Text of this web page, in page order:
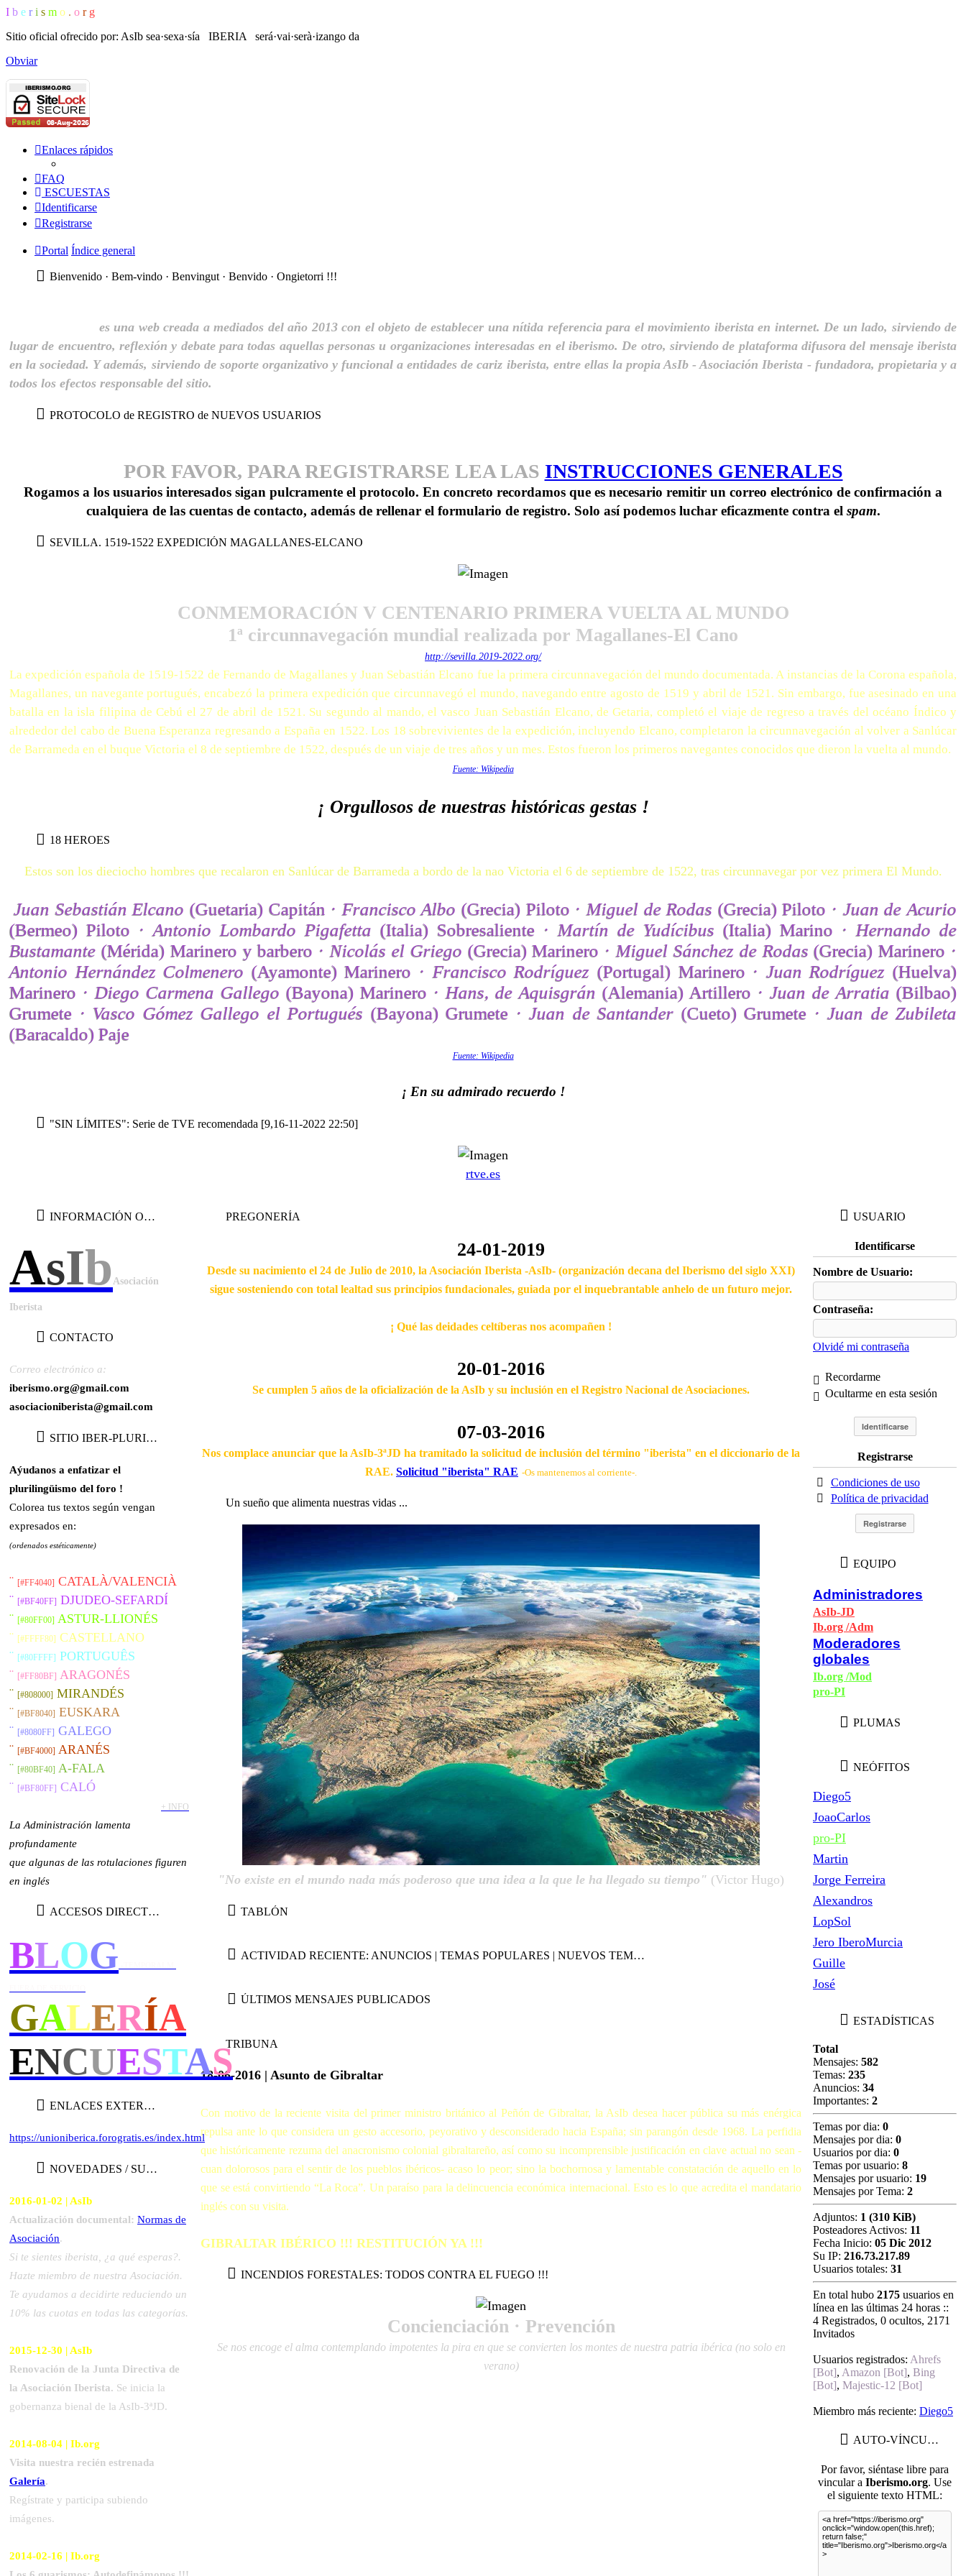
I b e r i s m o . o r g
Sitio oficial ofrecido por: AsIb sea·sexa·sía IBERIA será·vai·serà·izango da
Obviar
Enlaces rápidos
FAQ
ESCUESTAS
Identificarse
Registrarse
Portal Índice general
Bienvenido · Bem-vindo · Benvingut · Benvido · Ongietorri !!!
es una web creada a mediados del año 2013 con el objeto de establecer una nítida referencia para el movimiento iberista en internet. De un lado, sirviendo de
lugar de encuentro, reflexión y debate para todas aquellas personas u organizaciones interesadas en el iberismo. De otro, sirviendo de plataforma difusora del mensaje iberista
en la sociedad. Y además, sirviendo de soporte organizativo y funcional a entidades de cariz iberista, entre ellas la propia AsIb - Asociación Iberista - fundadora, propietaria y a
todos los efectos responsable del sitio.
PROTOCOLO de REGISTRO de NUEVOS USUARIOS
POR FAVOR, PARA REGISTRARSE LEA LAS INSTRUCCIONES GENERALES
Rogamos a los usuarios interesados sigan pulcramente el protocolo. En concreto recordamos que es necesario remitir un correo electrónico de confirmación a
cualquiera de las cuentas de contacto, además de rellenar el formulario de registro. Solo así podemos luchar eficazmente contra el spam.
SEVILLA. 1519-1522 EXPEDICIÓN MAGALLANES-ELCANO
CONMEMORACIÓN V CENTENARIO PRIMERA VUELTA AL MUNDO
1ª circunnavegación mundial realizada por Magallanes-El Cano
http://sevilla.2019-2022.org/
La expedición española de 1519-1522 de Fernando de Magallanes y Juan Sebastián Elcano fue la primera circunnavegación del mundo documentada. A instancias de la Corona española,
Magallanes, un navegante portugués, encabezó la primera expedición que circunnavegó el mundo, navegando entre agosto de 1519 y abril de 1521. Sin embargo, fue asesinado en una
batalla en la isla filipina de Cebú el 27 de abril de 1521. Su segundo al mando, el vasco Juan Sebastián Elcano, de Getaria, completó el viaje de regreso a través del océano Índico y
alrededor del cabo de Buena Esperanza regresando a España en 1522. Los 18 sobrevivientes de la expedición, incluyendo Elcano, completaron la circunnavegación al volver a Sanlúcar
de Barrameda en el buque Victoria el 8 de septiembre de 1522, después de un viaje de tres años y un mes. Estos fueron los primeros navegantes conocidos que dieron la vuelta al mundo.
Fuente: Wikipedia
¡ Orgullosos de nuestras históricas gestas !
18 HEROES
Estos son los dieciocho hombres que recalaron en Sanlúcar de Barrameda a bordo de la nao Victoria el 6 de septiembre de 1522, tras circunnavegar por vez primera El Mundo.
Juan Sebastián Elcano (Guetaria) Capitán · Francisco Albo (Grecia) Piloto · Miguel de Rodas (Grecia) Piloto · Juan de Acurio
(Bermeo) Piloto · Antonio Lombardo Pigafetta (Italia) Sobresaliente · Martín de Yudícibus (Italia) Marino · Hernando de
Bustamante (Mérida) Marinero y barbero · Nicolás el Griego (Grecia) Marinero · Miguel Sánchez de Rodas (Grecia) Marinero ·
Antonio Hernández Colmenero (Ayamonte) Marinero · Francisco Rodríguez (Portugal) Marinero · Juan Rodríguez (Huelva)
Marinero · Diego Carmena Gallego (Bayona) Marinero · Hans, de Aquisgrán (Alemania) Artillero · Juan de Arratia (Bilbao)
Grumete · Vasco Gómez Gallego el Portugués (Bayona) Grumete · Juan de Santander (Cueto) Grumete · Juan de Zubileta
(Baracaldo) Paje
Fuente: Wikipedia
¡ En su admirado recuerdo !
"SIN LÍMITES": Serie de TVE recomendada [9,16-11-2022 22:50]
rtve.es
PREGONERÍA
24-01-2019
Desde su nacimiento el 24 de Julio de 2010, la Asociación Iberista -AsIb- (organización decana del Iberismo del siglo XXI)
sigue sosteniendo con total lealtad sus principios fundacionales, guiada por el inquebrantable anhelo de un futuro mejor.
¡ Qué las deidades celtíberas nos acompañen !
20-01-2016
Se cumplen 5 años de la oficialización de la AsIb y su inclusión en el Registro Nacional de Asociaciones.
07-03-2016
Nos complace anunciar que la AsIb-3ªJD ha tramitado la solicitud de inclusión del término "iberista" en el diccionario de la
RAE. Solicitud "iberista" RAE -Os mantenemos al corriente-.
Un sueño que alimenta nuestras vidas ...
"No existe en el mundo nada más poderoso que una idea a la que le ha llegado su tiempo" (Victor Hugo)
TABLÓN
ACTIVIDAD RECIENTE: ANUNCIOS | TEMAS POPULARES | NUEVOS TEMAS
ÚLTIMOS MENSAJES PUBLICADOS
TRIBUNA
18-06-2016 | Asunto de Gibraltar
Con motivo de la reciente visita del primer ministro británico al Peñón de Gibraltar, la AsIb desea hacer pública su más enérgica
repulsa ante lo que considera un gesto accesorio, peyorativo y desconsiderado hacia España; sin parangón desde 1968. La perfidia
que históricamente rezuma del anacronismo colonial gibraltareño, así como su incomprensible justificación en clave actual no sean -
cuan dolorosos para el sentir de los pueblos ibéricos- acaso lo peor; sino la bochornosa y lamentable constatación de aquello en lo
que se está convirtiendo “La Roca”. Un paraíso para la delincuencia económica internacional. Esto es lo que acredita el mandatario
inglés con su visita.
GIBRALTAR IBÉRICO !!! RESTITUCIÓN YA !!!
INCENDIOS FORESTALES: TODOS CONTRA EL FUEGO !!!
Concienciación · Prevención
Se nos encoge el alma contemplando impotentes la pira en que se convierten los montes de nuestra patria ibérica (no solo en
verano)
INFORMACIÓN OFICIAL
AsIb Asociación
Iberista
CONTACTO
Correo electrónico a:
iberismo.org@gmail.com
asociacioniberista@gmail.com
SITIO IBER-PLURILINGÜE
Aýudanos a enfatizar el
plurilingüismo del foro !
Colorea tus textos según vengan
expresados en:
(ordenados estéticamente)
¨ [#FF4040] CATALÀ/VALENCIÀ
¨ [#BF40FF] DJUDEO-SEFARDÍ
¨ [#80FF00] ASTUR-LLIONÉS
¨ [#FFFF80] CASTELLANO
¨ [#80FFFF] PORTUGUÊS
¨ [#FF80BF] ARAGONÉS
¨ [#808000] MIRANDÉS
¨ [#BF8040] EUSKARA
¨ [#8080FF] GALEGO
¨ [#BF4000] ARANÉS
¨ [#80BF40] A-FALA
¨ [#BF80FF] CALÓ
+ INFO
La Administración lamenta
profundamente
que algunas de las rotulaciones figuren
en inglés
ACCESOS DIRECTOS
BLOG
GALERÍA
ENCUESTAS
ENLACES EXTERNOS
https://unioniberica.forogratis.es/index.html
NOVEDADES / SUGERENCIAS
2016-01-02 | AsIb
Actualización documental: Normas de
Asociación.
Si te sientes iberista, ¿a qué esperas?.
Hazte miembro de nuestra Asociación.
Te ayudamos a decidirte reduciendo un
10% las cuotas en todas las categorías.
2015-12-30 | AsIb
Renovación de la Junta Directiva de
la Asociación Iberista. Se inicia la
gobernanza bienal de la AsIb-3ªJD.
2014-08-04 | Ib.org
Visita nuestra recién estrenada
Galería.
Regístrate y participa subiendo
imágenes.
2014-02-16 | Ib.org
USUARIO
Identificarse
Nombre de Usuario:
Contraseña:
Olvidé mi contraseña
Recordarme
Ocultarme en esta sesión
Registrarse
Condiciones de uso
Política de privacidad
EQUIPO
Administradores
AsIb-JD
Ib.org /Adm
Moderadores
globales
Ib.org /Mod
pro-PI
PLUMAS
NEÓFITOS
Diego5
JoaoCarlos
pro-PI
Martin
Jorge Ferreira
Alexandros
LopSol
Jero IberoMurcia
Guille
José
ESTADÍSTICAS
Total
Mensajes: 582
Temas: 235
Anuncios: 34
Importantes: 2
Temas por dia: 0
Mensajes por dia: 0
Usuarios por dia: 0
Temas por usuario: 8
Mensajes por usuario: 19
Mensajes por Tema: 2
Adjuntos: 1 (310 KiB)
Posteadores Activos: 11
Fecha Inicio: 05 Dic 2012
Su IP: 216.73.217.89
Usuarios totales: 31
En total hubo 2175 usuarios en
línea en las últimas 24 horas ::
4 Registrados, 0 ocultos, 2171
Invitados
Usuarios registrados: Ahrefs
[Bot], Amazon [Bot], Bing
[Bot], Majestic-12 [Bot]
Miembro más reciente: Diego5
AUTO-VÍNCULO
Por favor, siéntase libre para
vincular a Iberismo.org. Use
el siguiente texto HTML: